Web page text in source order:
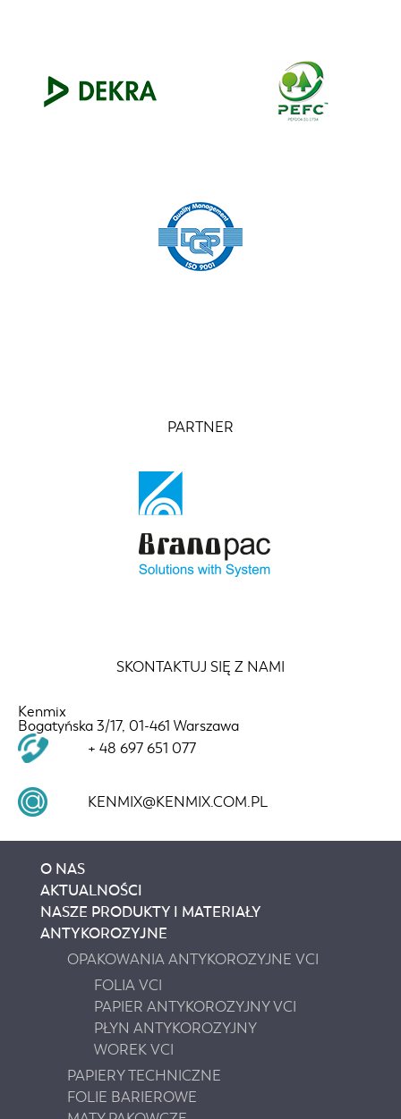
O NAS
AKTUALNOŚCI
NASZE PRODUKTY I MATERIAŁY
ANTYKOROZYJNE
OPAKOWANIA ANTYKOROZYJNE VCI
FOLIA VCI
PAPIER ANTYKOROZYJNY VCI
PŁYN ANTYKOROZYJNY
WOREK VCI
PAPIERY TECHNICZNE
FOLIE BARIEROWE
PARTNER
SKONTAKTUJ SIĘ Z NAMI
Kenmix
Bogatyńska 3/17, 01-461 Warszawa
+ 48 697 651 077
KENMIX@KENMIX.COM.PL